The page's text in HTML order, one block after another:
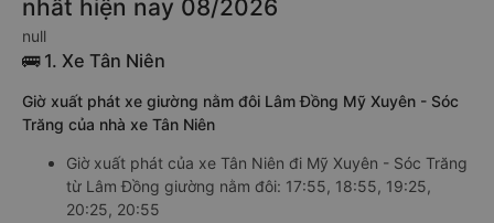
nhất hiện nay 08/2026
null
🚌 1. Xe Tân Niên
Giờ xuất phát xe giường nằm đôi Lâm Đồng Mỹ Xuyên - Sóc
Trăng của nhà xe Tân Niên
Giờ xuất phát của xe Tân Niên đi Mỹ Xuyên - Sóc Trăng
từ Lâm Đồng giường nằm đôi: 17:55, 18:55, 19:25,
20:25, 20:55